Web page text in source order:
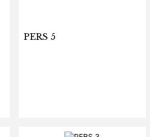
PERS 5